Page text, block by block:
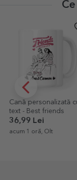
Cană personalizată
text - Best friends
36,99 Lei
acum 1 oră, Olt